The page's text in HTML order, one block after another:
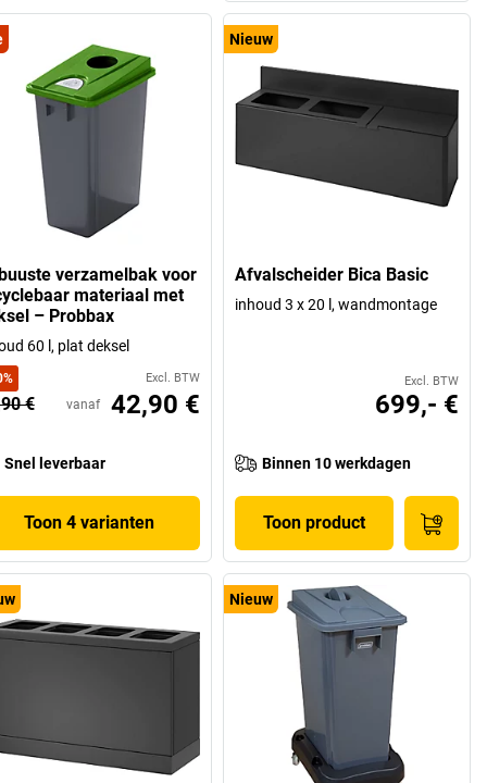
verzamelbak voor
materiaal met
– Probbax
60 l, plat deksel
% Excl. BTW
€ vanaf 42,90 €
Snel leverbaar
Toon 4 varianten
Nieuw
Afvalscheider Bica Basic
inhoud 3 x 20 l, wandmontage
Excl. BTW
699,- €
Binnen 10 werkdagen
Toon product
Nieuw